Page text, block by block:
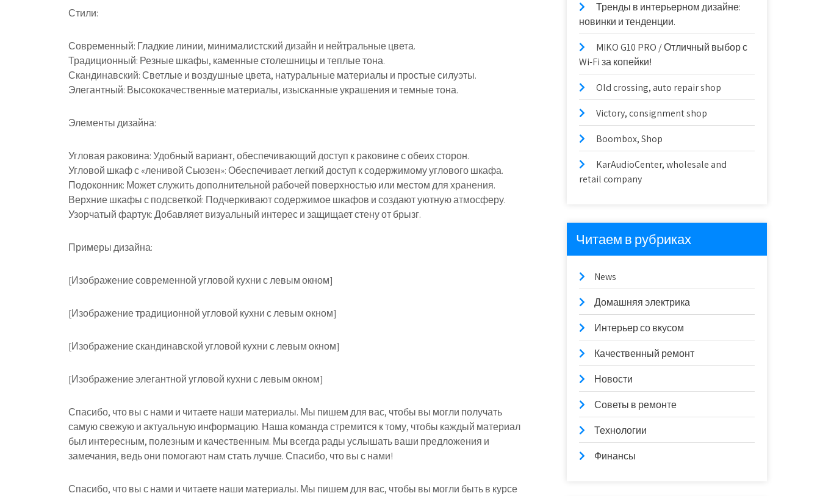
Стили:
Современный: Гладкие линии, минималистский дизайн и нейтральные цвета.
Традиционный: Резные шкафы, каменные столешницы и теплые тона.
Скандинавский: Светлые и воздушные цвета, натуральные материалы и простые силуэты.
Элегантный: Высококачественные материалы, изысканные украшения и темные тона.
Элементы дизайна:
Угловая раковина: Удобный вариант, обеспечивающий доступ к раковине с обеих сторон.
Угловой шкаф с «ленивой Сьюзен»: Обеспечивает легкий доступ к содержимому углового шкафа.
Подоконник: Может служить дополнительной рабочей поверхностью или местом для хранения.
Верхние шкафы с подсветкой: Подчеркивают содержимое шкафов и создают уютную атмосферу.
Узорчатый фартук: Добавляет визуальный интерес и защищает стену от брызг.
Примеры дизайна:
[Изображение современной угловой кухни с левым окном]
[Изображение традиционной угловой кухни с левым окном]
[Изображение скандинавской угловой кухни с левым окном]
[Изображение элегантной угловой кухни с левым окном]
Спасибо, что вы с нами и читаете наши материалы. Мы пишем для вас, чтобы вы могли получать
самую свежую и актуальную информацию. Наша команда стремится к тому, чтобы каждый материал
был интересным, полезным и качественным. Мы всегда рады услышать ваши предложения и
замечания, ведь они помогают нам стать лучше. Спасибо, что вы с нами!
Спасибо, что вы с нами и читаете наши материалы. Мы пишем для вас, чтобы вы могли быть в курсе
Тренды в интерьерном дизайне:
новинки и тенденции.
MIKO G10 PRO / Отличный выбор с
Wi-Fi за копейки!
Old crossing, auto repair shop
Victory, consignment shop
Boombox, Shop
KarAudioCenter, wholesale and
retail company
Читаем в рубриках
News
Домашняя электрика
Интерьер со вкусом
Качественный ремонт
Новости
Советы в ремонте
Технологии
Финансы